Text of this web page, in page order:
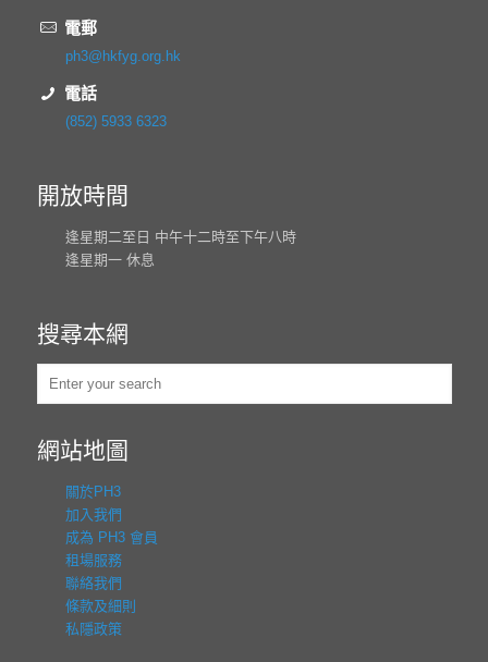
電郵
ph3@hkfyg.org.hk
電話
(852) 5933 6323
開放時間
逢星期二至日 中午十二時至下午八時
逢星期一 休息
搜尋本網
網站地圖
關於PH3
加入我們
成為 PH3 會員
租場服務
聯絡我們
條款及細則
私隱政策